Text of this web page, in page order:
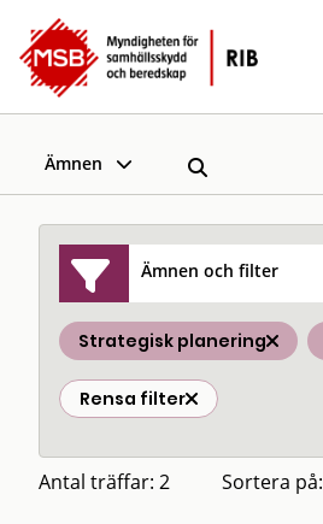
Ämnen
Ämnen och filter
Strategisk planering
Rensa filter
Antal träffar: 2 Sortera på: